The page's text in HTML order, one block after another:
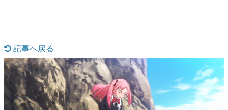
マンガ
女性向け
アプリレビュー
記事へ戻る